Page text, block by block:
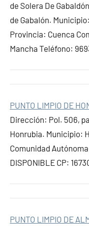
de Solera De
de Gabalón.
Provincia: Cuenca
Mancha Teléfono:
PUNTO LIMPIO DE
Dirección: Pol. 506,
Honrubia. Municipio:
Comunidad
DISPONIBLE CP:
PUNTO LIMPIO DE